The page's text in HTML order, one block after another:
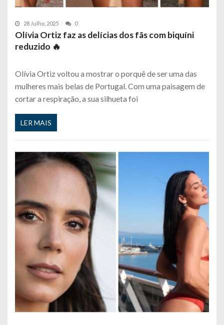
28 Julho, 2025 0
Olívia Ortiz faz as delícias dos fãs com biquíni
reduzido 🔥
Olívia Ortiz voltou a mostrar o porquê de ser uma das
mulheres mais belas de Portugal. Com uma paisagem de
cortar a respiração, a sua silhueta foi
LER MAIS